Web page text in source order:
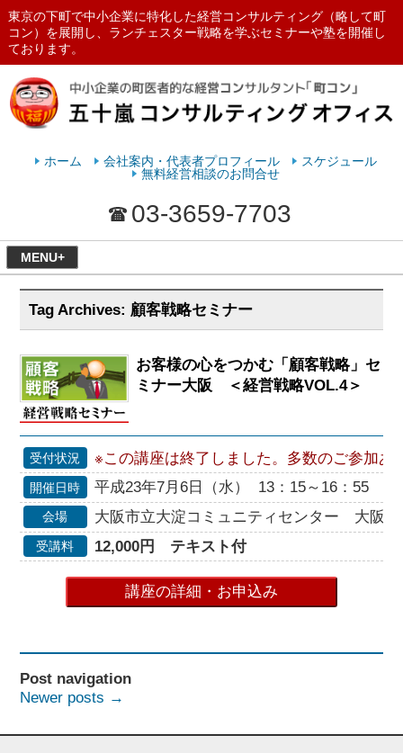
東京の下町で中小企業に特化した経営コンサルティング（略して町
コン）を展開し、ランチェスター戦略を学ぶセミナーや塾を開催し
ております。
ランチェスターの法則を学ぶなら
ホーム 会社案内・代表者プロフィール
スケジュール
無料経営相談のお問合せ
03-3659-7703
MENU+
Tag Archives: 顧客戦略セミナー
お客様の心をつかむ「顧客戦略」セ
ミナー大阪 ＜経営戦略VOL.4＞
受付状況 ※この講座は終了しました。多数のご参加あ
開催日時 平成23年7月6日（水） 13：15～16：55
会場 大阪市立大淀コミュニティセンター 大阪
受講料 12,000円 テキスト付
講座の詳細・お申込み
Post navigation
Newer posts →